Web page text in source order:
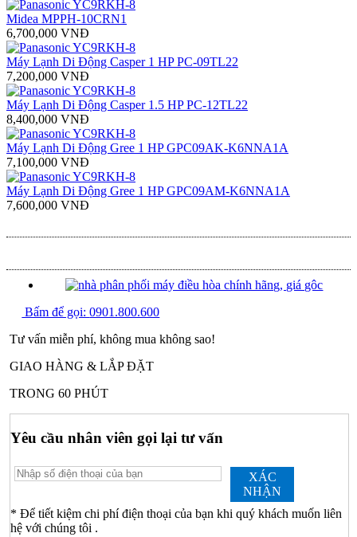
Midea MPPH-10CRN1
6,700,000 VNĐ
Máy Lạnh Di Động Casper 1 HP PC-09TL22
7,200,000 VNĐ
Máy Lạnh Di Động Casper 1.5 HP PC-12TL22
8,400,000 VNĐ
Máy Lạnh Di Động Gree 1 HP GPC09AK-K6NNA1A
7,100,000 VNĐ
Máy Lạnh Di Động Gree 1 HP GPC09AM-K6NNA1A
7,600,000 VNĐ
Bấm để gọi:0901.800.600
Tư vấn miễn phí, không mua không sao!
GIAO HÀNG & LẮP ĐẶT
TRONG 60 PHÚT
Yêu cầu nhân viên gọi lại tư vấn
XÁC
NHẬN
* Để tiết kiệm chi phí điện thoại của bạn khi quý khách muốn liên
hệ với chúng tôi .